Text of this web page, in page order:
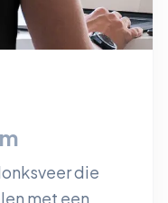
die
met een